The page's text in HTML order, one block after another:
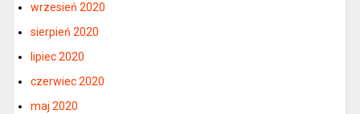
wrzesień 2020
sierpień 2020
lipiec 2020
czerwiec 2020
maj 2020